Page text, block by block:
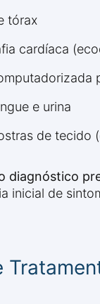
tórax
cardíaca
e urina
de tecido
diagnóstico
inicial de